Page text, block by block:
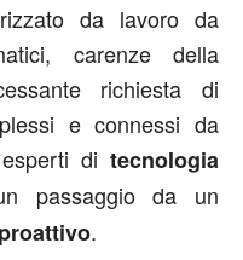
da lavoro da
carenze della
richiesta di
e connessi da
di tecnologia
passaggio da un
.